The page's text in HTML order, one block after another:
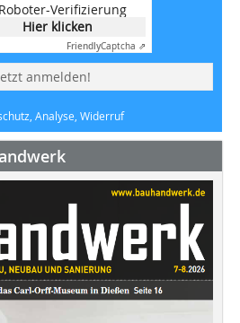
Verifizierung
Hier klicken
FriendlyCaptcha ⇗
anmelden!
Analyse, Widerruf